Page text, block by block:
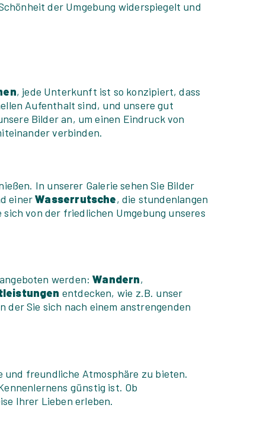
der Umgebung widerspiegelt und
, jede Unterkunft ist so konzipiert, dass
Aufenthalt sind, und unsere gut
Bilder an, um einen Eindruck von
verbinden.
In unserer Galerie sehen Sie Bilder
einerWasserrutsche, die stundenlangen
von der friedlichen Umgebung unseres
werden:Wandern,
entdecken, wie z.B. unser
der Sie sich nach einem anstrengenden
und freundliche Atmosphäre zu bieten.
günstig ist. Ob
Ihrer Lieben erleben.